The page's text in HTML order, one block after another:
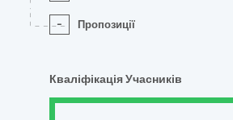
- Пропозиції
Кваліфікація Учасників